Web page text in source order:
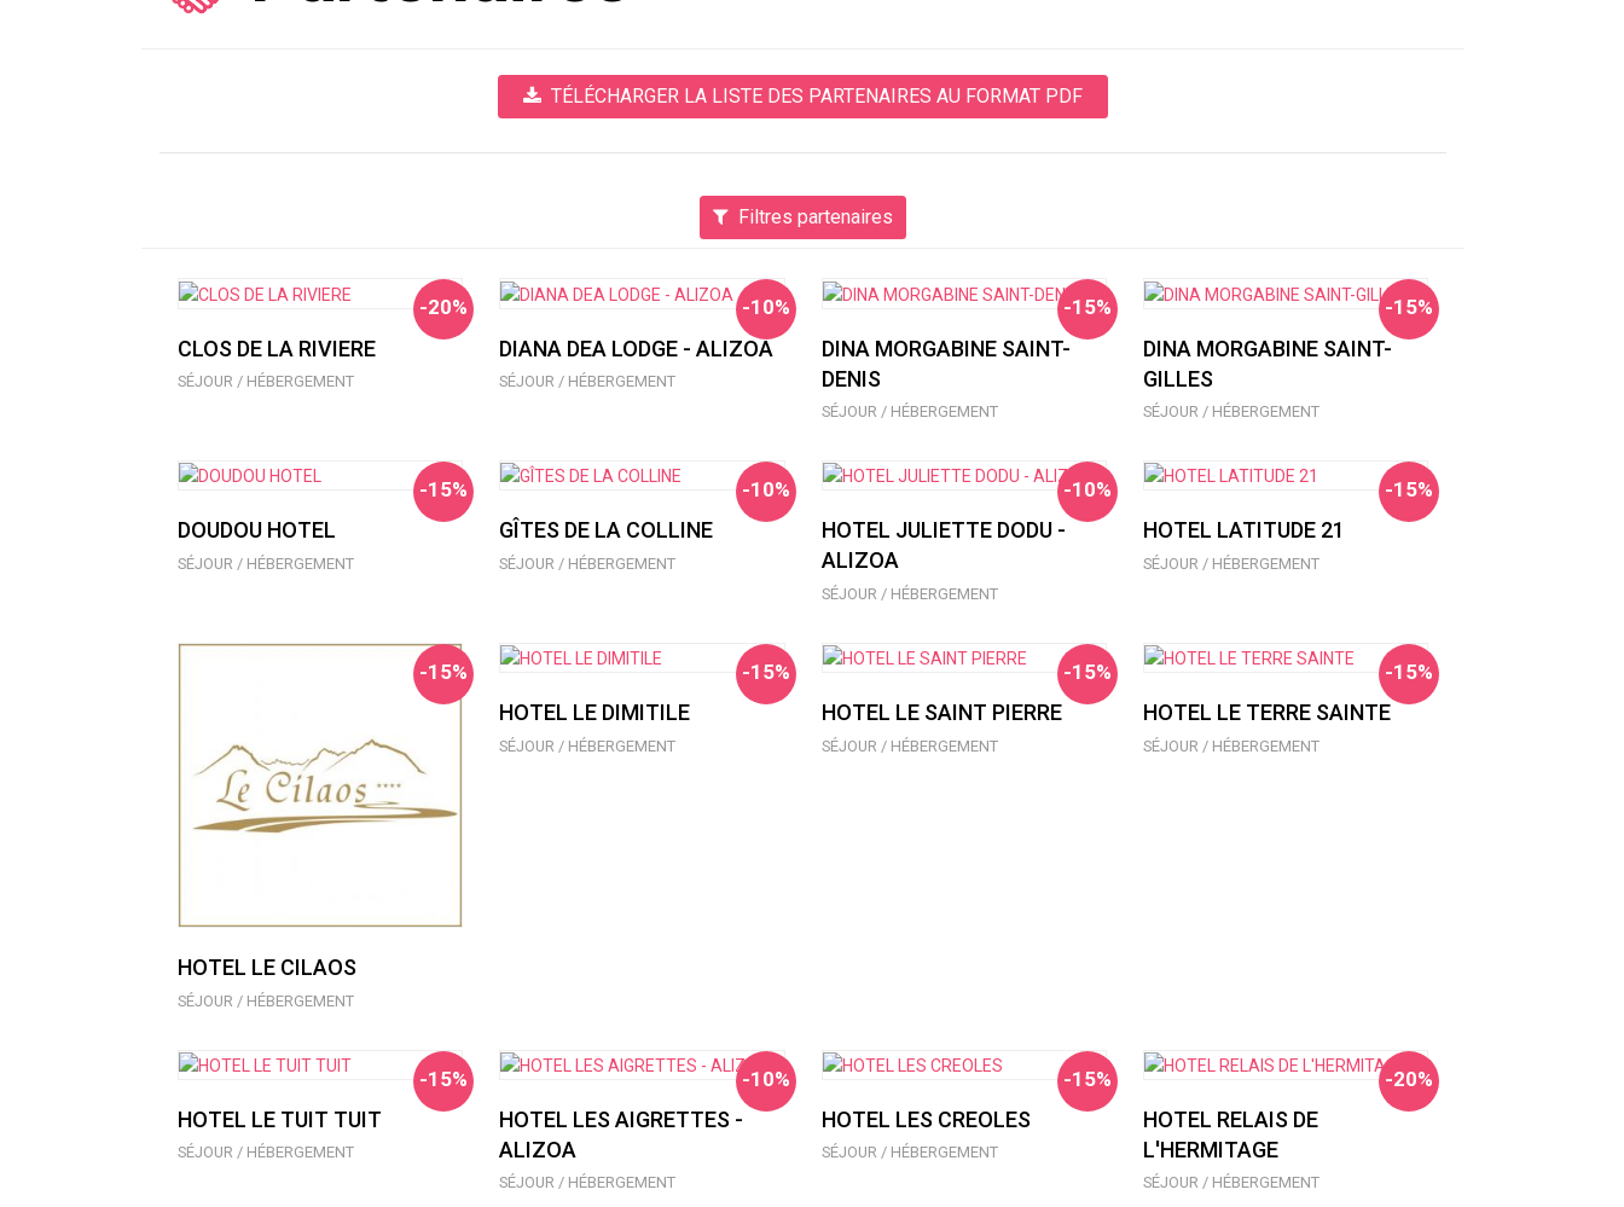
TÉLÉCHARGER LA LISTE DES PARTENAIRES AU FORMAT PDF
Filtres partenaires
-20%
CLOS DE LA RIVIERE
SÉJOUR / HÉBERGEMENT
-10%
DIANA DEA LODGE - ALIZOA
SÉJOUR / HÉBERGEMENT
-15%
DINA MORGABINE SAINT-
DENIS
SÉJOUR / HÉBERGEMENT
-15%
DINA MORGABINE SAINT-
GILLES
SÉJOUR / HÉBERGEMENT
-15%
DOUDOU HOTEL
SÉJOUR / HÉBERGEMENT
-10%
GÎTES DE LA COLLINE
SÉJOUR / HÉBERGEMENT
-10%
HOTEL JULIETTE DODU -
ALIZOA
SÉJOUR / HÉBERGEMENT
-15%
HOTEL LATITUDE 21
SÉJOUR / HÉBERGEMENT
-15%
HOTEL LE CILAOS
SÉJOUR / HÉBERGEMENT
-15%
HOTEL LE DIMITILE
SÉJOUR / HÉBERGEMENT
-15%
HOTEL LE SAINT PIERRE
SÉJOUR / HÉBERGEMENT
-15%
HOTEL LE TERRE SAINTE
SÉJOUR / HÉBERGEMENT
-15%
HOTEL LE TUIT TUIT
SÉJOUR / HÉBERGEMENT
-10%
HOTEL LES AIGRETTES -
ALIZOA
SÉJOUR / HÉBERGEMENT
-15%
HOTEL LES CREOLES
SÉJOUR / HÉBERGEMENT
-20%
HOTEL RELAIS DE
L'HERMITAGE
SÉJOUR / HÉBERGEMENT